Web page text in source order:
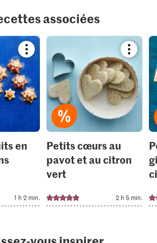
associées
Bookmark
recipe
or
add
it
to
your
collections.
en
1 h 2 min.
recipe
or
add
it
to
your
Petits cœurs au
pavot et au citron
vert
2 h 5 min.